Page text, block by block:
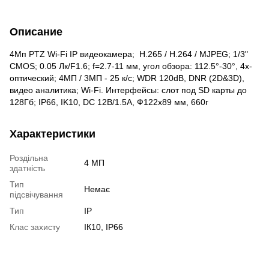
Описание
4Мп PTZ Wi-Fi IP видеокамера; Н.265 / H.264 / MJPEG; 1/3"
CMOS; 0.05 Лк/F1.6; f=2.7-11 мм, угол обзора: 112.5°-30°, 4x-
оптический; 4МП / 3МП - 25 к/с; WDR 120dB, DNR (2D&3D),
видео аналитика; Wi-Fi. Интерфейсы: слот под SD карты до
128Гб; IP66, IK10, DC 12В/1.5А, Ф122x89 мм, 660г
Характеристики
Роздільна
здатність
4 МП
Тип
підсвічування
Немає
Тип
IP
Клас захисту
ІК10, IP66